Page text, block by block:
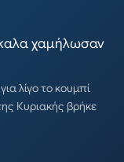
χαμήλωσαν
λίγο το κουμπί
Κυριακής βρήκε